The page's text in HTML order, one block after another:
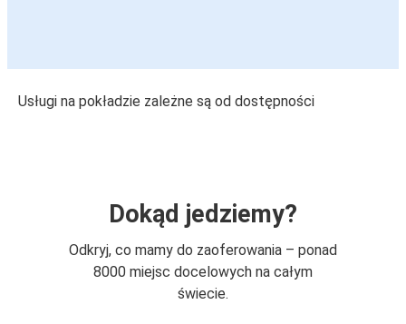
Usługi na pokładzie zależne są od dostępności
Dokąd jedziemy?
Odkryj, co mamy do zaoferowania – ponad
8000 miejsc docelowych na całym
świecie.